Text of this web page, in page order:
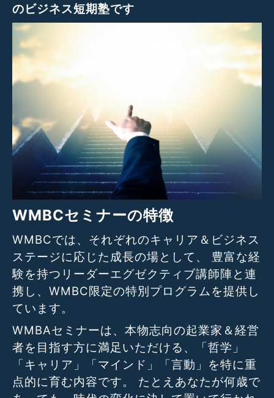
のビジネス短期塾です
WMBCセミナーの特徴
WMBCでは、それぞれのキャリア＆ビジネス
ステージに応じた成長の場として、 豊富な経
験を持つリーダーエグゼクティブ講師陣と連
携し、WMBC限定の特別プログラムを提供し
ています。
WMBAセミナーは、本物志向の起業家＆経営
者を目指す方に満足いただける、「哲学」
「キャリア」「マインド」「言動」を特に重
点的に育む内容です。 たとえあなたが何歳で